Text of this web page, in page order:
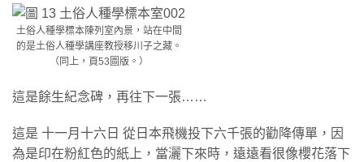
土俗人種學標本陳列室內景，站在中間
的是土俗人種學講座教授移川子之藏。
（同上，頁53圖版。）
這是餘生紀念碑，再往下一張……
這是 十一月十六日 從日本飛機投下六千張的勸降傳單，因
為是印在粉紅色的紙上，當灑下來時，遠遠看很像櫻花落下